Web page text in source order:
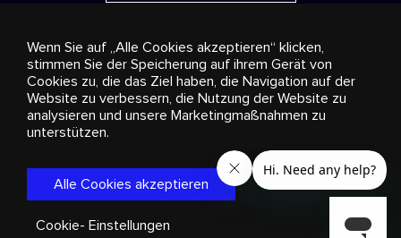
Werbung Streaming und Vertrieb
Konsumgüter
Geschäftslösungen
Radio Über uns
Cookies
settings
© 2018-2025 Stingray Group Inc. Alle Rechte vorbehalten.
STINGRAY®, STINGRAY® MUSIC und alle weiteren Marken und
Logos sind eingetragene Markenzeichen der Stingray Group in
Kanada, den Vereinigten Staaten von Amerika und anderen
Bedingungen
Wenn Sie auf „Alle Cookies akzeptieren“ klicken,
stimmen Sie der Speicherung auf ihrem Gerät von
Cookies zu, die das Ziel haben, die Navigation auf der
Website zu verbessern, die Nutzung der Website zu
analysieren und unsere Marketingmaßnahmen zu
unterstützen.
Alle Cookies akzeptieren
Cookie- Einstellungen